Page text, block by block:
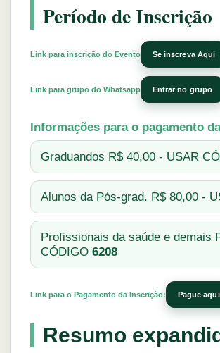
Período de
Link para inscrição do Evento Se inscreva Aqui
Link para grupo do Whatsapp Entrar no grupo
Informações para o pagamento
Graduandos R$ 40,00 - USAR
Alunos da Pós-grad. R$ 80,00 -
Profissionais da saúde e demais
CÓDIGO 6208
Link para o Pagamento da Inscrição: Pague aqui
Resumo